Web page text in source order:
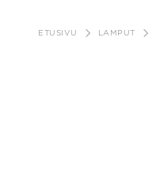
sisältöönETUSIVU LAMPUT